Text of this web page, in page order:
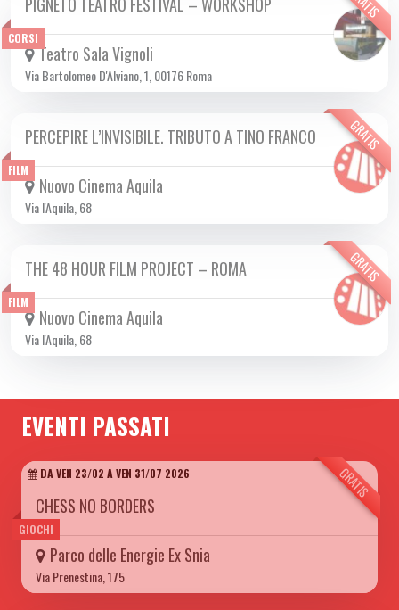
CORSI
DA MER 01/11 A LUN 27/11 2023
Teatro Sala Vignoli
Via Bartolomeo D'Alviano, 1, 00176 Roma
FILM
GRATIS
LUN 27/11 2023
PERCEPIRE L’INVISIBILE. TRIBUTO A TINO FRANCO
Nuovo Cinema Aquila
Via l'Aquila, 68
FILM
GRATIS
DA LUN 27/11 A LUN 11/12 2023
THE 48 HOUR FILM PROJECT – ROMA
Nuovo Cinema Aquila
Via l'Aquila, 68
EVENTI PASSATI
GIOCHI
GRATIS
DA VEN 23/02 A VEN 31/07 2026
CHESS NO BORDERS
Parco delle Energie Ex Snia
Via Prenestina, 175